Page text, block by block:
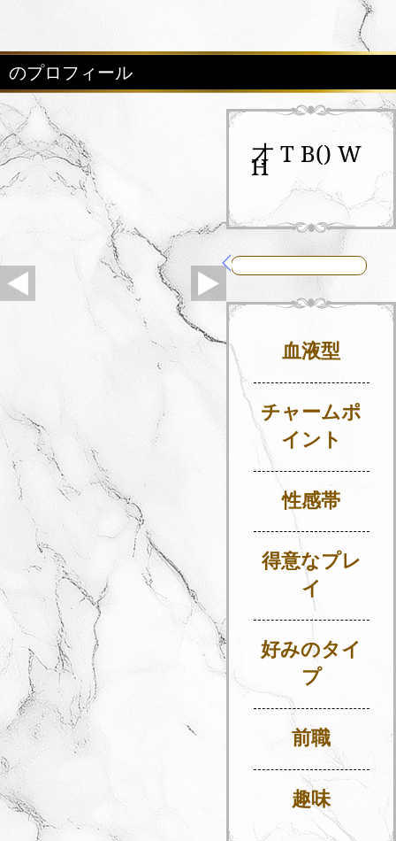
のプロフィール
才 T B() W
H
血液型
チャームポ
イント
性感帯
得意なプレ
イ
好みのタイ
プ
前職
趣味